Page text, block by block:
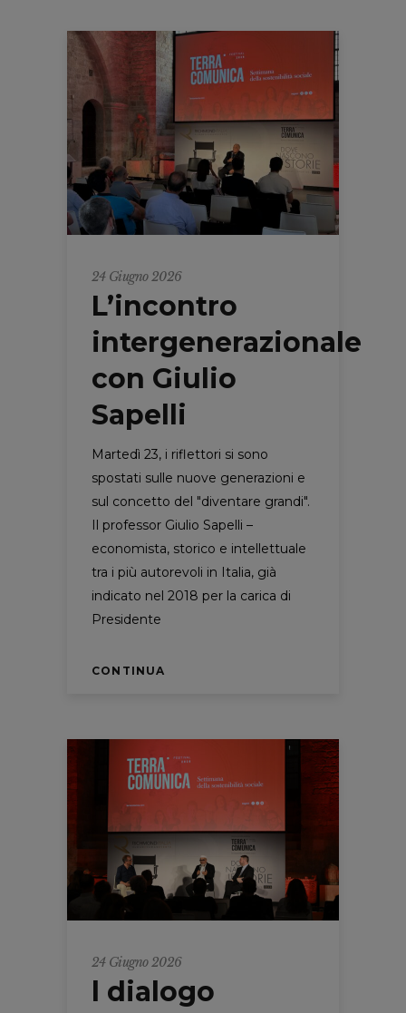
24 Giugno 2026
L’incontro
intergenerazionale
con Giulio
Sapelli
Martedì 23, i riflettori si sono
spostati sulle nuove generazioni e
sul concetto del "diventare grandi".
Il professor Giulio Sapelli –
economista, storico e intellettuale
tra i più autorevoli in Italia, già
indicato nel 2018 per la carica di
Presidente
CONTINUA
24 Giugno 2026
l dialogo